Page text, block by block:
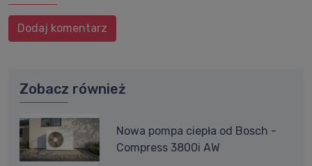
Dodaj komentarz
Zobacz również
Nowa pompa ciepła od Bosch -
Compress 3800i AW